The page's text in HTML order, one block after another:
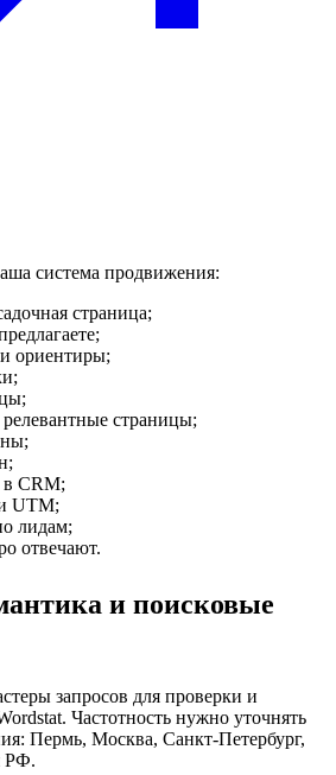
система продвижения:
страница;
ориентиры;
релевантные страницы;
в CRM;
UTM;
лидам;
отвечают.
и поисковые
запросов для проверки и
Частотность нужно уточнять
Пермь, Москва, Санкт-Петербург,
РФ.